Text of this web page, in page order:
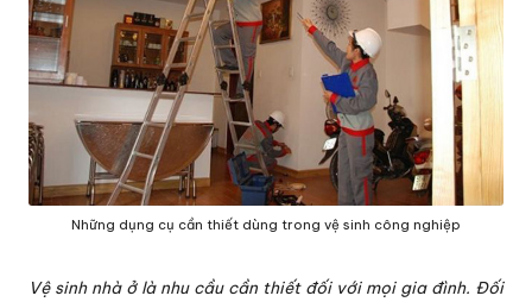
Những dụng cụ cần thiết dùng trong vệ sinh công nghiệp
Vệ sinh nhà ở là nhu cầu cần thiết đối với mọi gia đình. Đối